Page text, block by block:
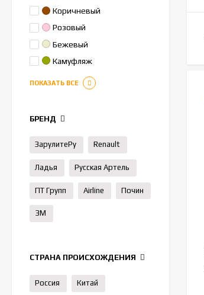
Коричневый
Розовый
Бежевый
Камуфляж
ПОКАЗАТЬ ВСЕ
БРЕНД
ЗарулитеРу Renault
Ладья Русская Артель
ПТ Групп Airline Почин
3M
СТРАНА ПРОИСХОЖДЕНИЯ
Россия Китай